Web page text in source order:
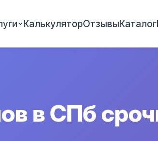
КалькуляторОтзывыКаталог
в СПб